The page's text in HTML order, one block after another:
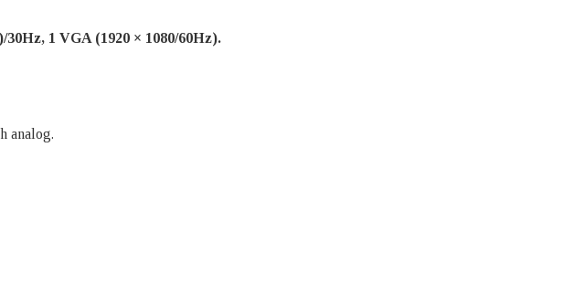
1 VGA (1920 × 1080/60Hz).
analog.